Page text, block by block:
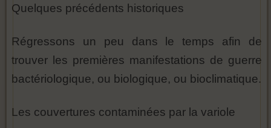
Quelques précédents historiques
Régressons un peu dans le temps afin de
trouver les premières manifestations de guerre
bactériologique, ou biologique, ou bioclimatique.
Les couvertures contaminées par la variole